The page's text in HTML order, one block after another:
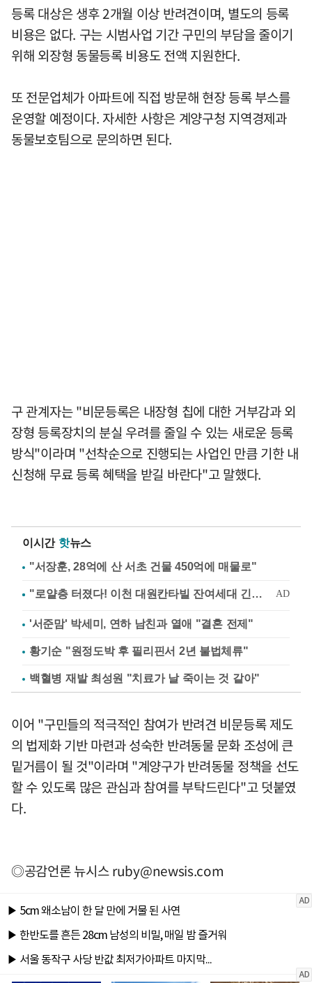
등록 대상은 생후 2개월 이상 반려견이며, 별도의 등록
비용은 없다. 구는 시범사업 기간 구민의 부담을 줄이기
위해 외장형 동물등록 비용도 전액 지원한다.
또 전문업체가 아파트에 직접 방문해 현장 등록 부스를
운영할 예정이다. 자세한 사항은 계양구청 지역경제과
동물보호팀으로 문의하면 된다.
구 관계자는 "비문등록은 내장형 칩에 대한 거부감과 외
장형 등록장치의 분실 우려를 줄일 수 있는 새로운 등록
방식"이라며 "선착순으로 진행되는 사업인 만큼 기한 내
신청해 무료 등록 혜택을 받길 바란다"고 말했다.
이시간 핫뉴스
"서장훈, 28억에 산 서초 건물 450억에 매물로"
'서준맘' 박세미, 연하 남친과 열애 "결혼 전제"
황기순 "원정도박 후 필리핀서 2년 불법체류"
백혈병 재발 최성원 "치료가 날 죽이는 것 같아"
이어 "구민들의 적극적인 참여가 반려견 비문등록 제도
의 법제화 기반 마련과 성숙한 반려동물 문화 조성에 큰
밑거름이 될 것"이라며 "계양구가 반려동물 정책을 선도
할 수 있도록 많은 관심과 참여를 부탁드린다"고 덧붙였
다.
◎공감언론 뉴시스ruby@newsis.com